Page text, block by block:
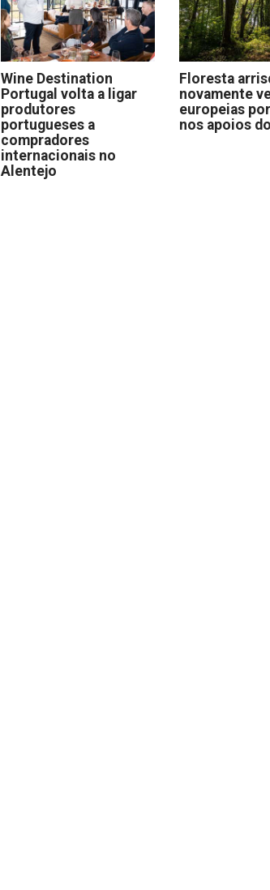
Wine Destination
Portugal volta a ligar
produtores
portugueses a
compradores
internacionais no
Alentejo
Floresta
novamente
europeias
nos apoios